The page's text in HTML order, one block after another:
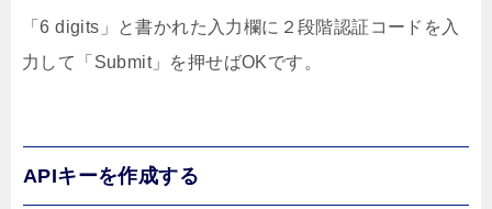
「6 digits」と書かれた入力欄に２段階認証コードを入
力して「Submit」を押せばOKです。
APIキーを作成する